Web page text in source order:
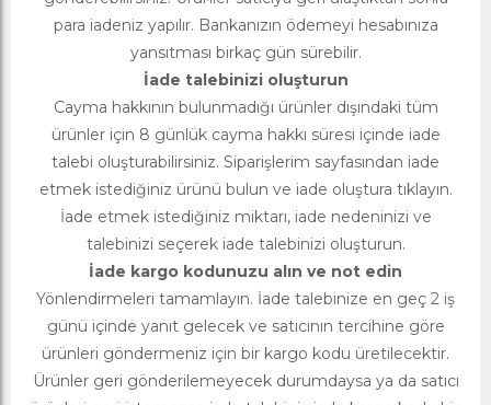
para iadeniz yapılır. Bankanızın ödemeyi hesabınıza
yansıtması birkaç gün sürebilir.
İade talebinizi oluşturun
Cayma hakkının bulunmadığı ürünler dışındaki tüm
ürünler için 8 günlük cayma hakkı süresi içinde iade
talebi oluşturabilirsiniz. Siparişlerim sayfasından iade
etmek istediğiniz ürünü bulun ve iade oluştura tıklayın.
İade etmek istediğiniz miktarı, iade nedeninizi ve
talebinizi seçerek iade talebinizi oluşturun.
İade kargo kodunuzu alın ve not edin
Yönlendirmeleri tamamlayın. İade talebinize en geç 2 iş
günü içinde yanıt gelecek ve satıcının tercihine göre
ürünleri göndermeniz için bir kargo kodu üretilecektir.
Ürünler geri gönderilemeyecek durumdaysa ya da satıcı